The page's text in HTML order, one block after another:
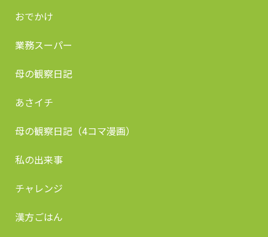
おでかけ
業務スーパー
母の観察日記
あさイチ
母の観察日記（4コマ漫画）
私の出来事
チャレンジ
漢方ごはん